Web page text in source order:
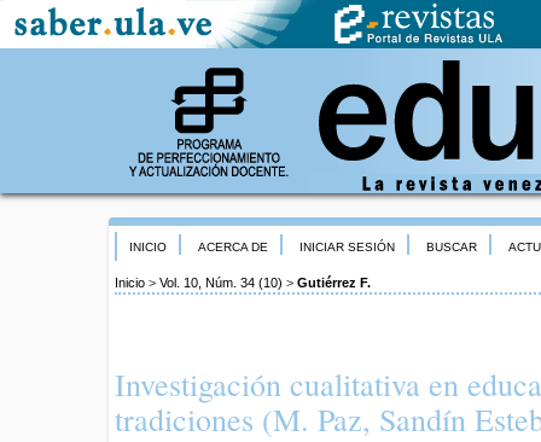
INICIO ACERCA DE INICIAR SESIÓN BUSCAR
Inicio > Vol. 10, Núm. 34 (10) > Gutiérrez F.
Investigación cualitativa en
tradiciones (M. Paz, Sandín